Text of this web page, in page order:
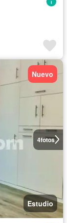
4fotos
Nuevo
Estudio